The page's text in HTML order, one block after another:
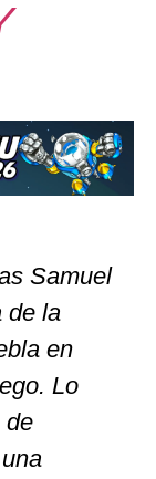
Samuel
de la
en
Lo
de